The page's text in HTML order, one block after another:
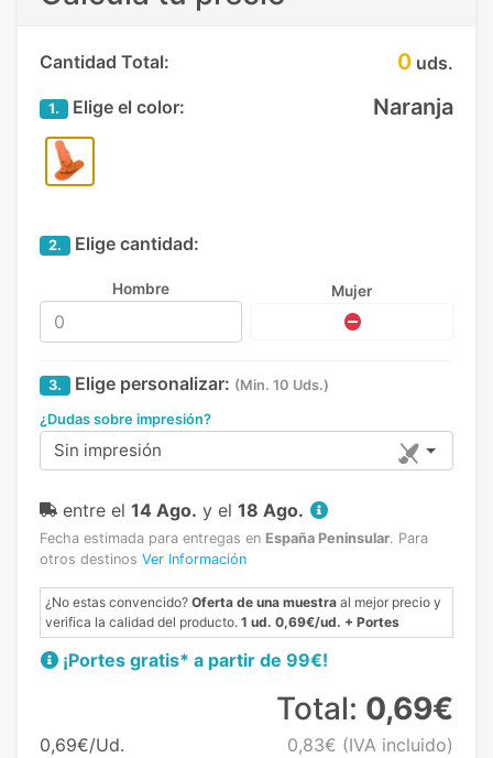
Cantidad Total: 0 uds.
1. Elige el color: Naranja
2. Elige cantidad:
Hombre Mujer
3. Elige personalizar: (Min. 10 Uds.)
¿Dudas sobre impresión?
Sin impresión
entre el 14 Ago. y el 18 Ago.
Fecha estimada para entregas en España Peninsular. Para
otros destinos Ver Información
¿No estas convencido? Oferta de una muestra al mejor precio y
verifica la calidad del producto. 1 ud. 0,69€/ud. + Portes
¡Portes gratis* a partir de 99€!
0,69€/Ud.
Total: 0,69€
0,83€ (IVA incluido)